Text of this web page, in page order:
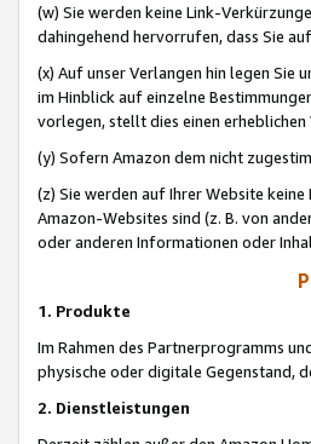
(w) Sie werden keine Link-
dahingehend hervorrufen, dass Sie
(x) Auf unser Verlangen hin legen Sie
im Hinblick auf einzelne
vorlegen, stellt dies einen
(y) Sofern Amazon dem nicht
(z) Sie werden auf Ihrer Website
Amazon-Websites sind (z. B. von
oder anderen Informationen oder
1. Produkte
Im Rahmen des Partnerprogramms
physische oder digitale Gegenstand,
2. Dienstleistungen